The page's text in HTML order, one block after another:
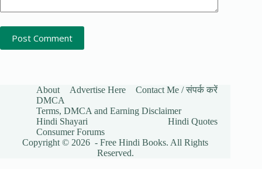
Post Comment
About Advertise Here
Contact Me / संपर्क करें
DMCA
Terms, DMCA and Earning Disclaimer
Hindi Shayari
Hindi Quotes
Consumer Forums
Copyright © 2026 - Free Hindi Books. All Rights
Reserved.